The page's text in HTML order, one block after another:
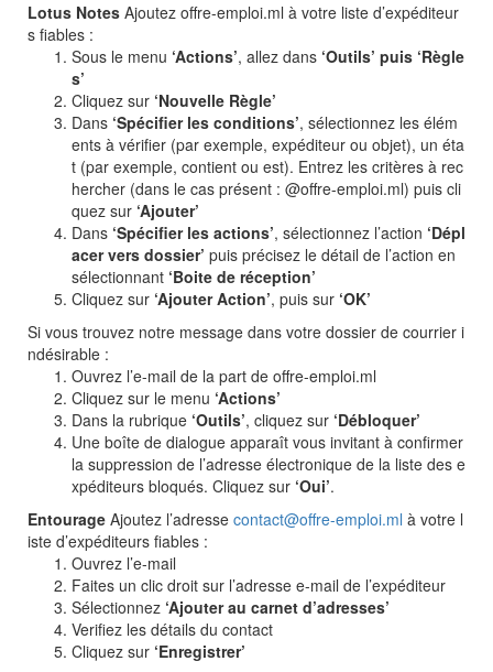
Lotus Notes Ajoutez offre-emploi.ml à votre liste d’expéditeur
s fiables :
Sous le menu ‘Actions’, allez dans ‘Outils’ puis ‘Règle
s’
Cliquez sur ‘Nouvelle Règle’
Dans ‘Spécifier les conditions’, sélectionnez les élém
ents à vérifier (par exemple, expéditeur ou objet), un éta
t (par exemple, contient ou est). Entrez les critères à rec
hercher (dans le cas présent : @offre-emploi.ml) puis cli
quez sur ‘Ajouter’
Dans ‘Spécifier les actions’, sélectionnez l’action ‘Dépl
acer vers dossier’ puis précisez le détail de l’action en
sélectionnant ‘Boite de réception’
Cliquez sur ‘Ajouter Action’, puis sur ‘OK’
Si vous trouvez notre message dans votre dossier de courrier i
ndésirable :
Ouvrez l’e-mail de la part de offre-emploi.ml
Cliquez sur le menu ‘Actions’
Dans la rubrique ‘Outils’, cliquez sur ‘Débloquer’
Une boîte de dialogue apparaît vous invitant à confirmer
la suppression de l’adresse électronique de la liste des e
xpéditeurs bloqués. Cliquez sur ‘Oui’.
Entourage Ajoutez l’adresse contact@offre-emploi.ml à votre l
iste d’expéditeurs fiables :
Ouvrez l’e-mail
Faites un clic droit sur l’adresse e-mail de l’expéditeur
Sélectionnez ‘Ajouter au carnet d’adresses’
Verifiez les détails du contact
Cliquez sur ‘Enregistrer’